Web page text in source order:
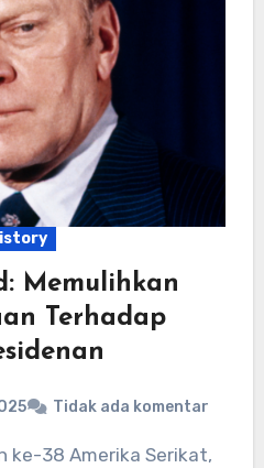
Memulihkan
Terhadap
Tidak ada komentar